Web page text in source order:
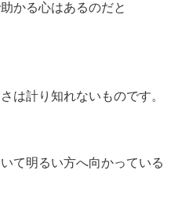
かる心はあるのだと
は計り知れないものです。
て明るい方へ向かっている